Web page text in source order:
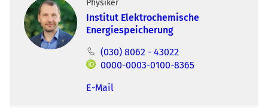
Physiker
Institut Elektrochemische
Energiespeicherung
(030) 8062 - 43022
0000-0003-0100-8365
E-Mail